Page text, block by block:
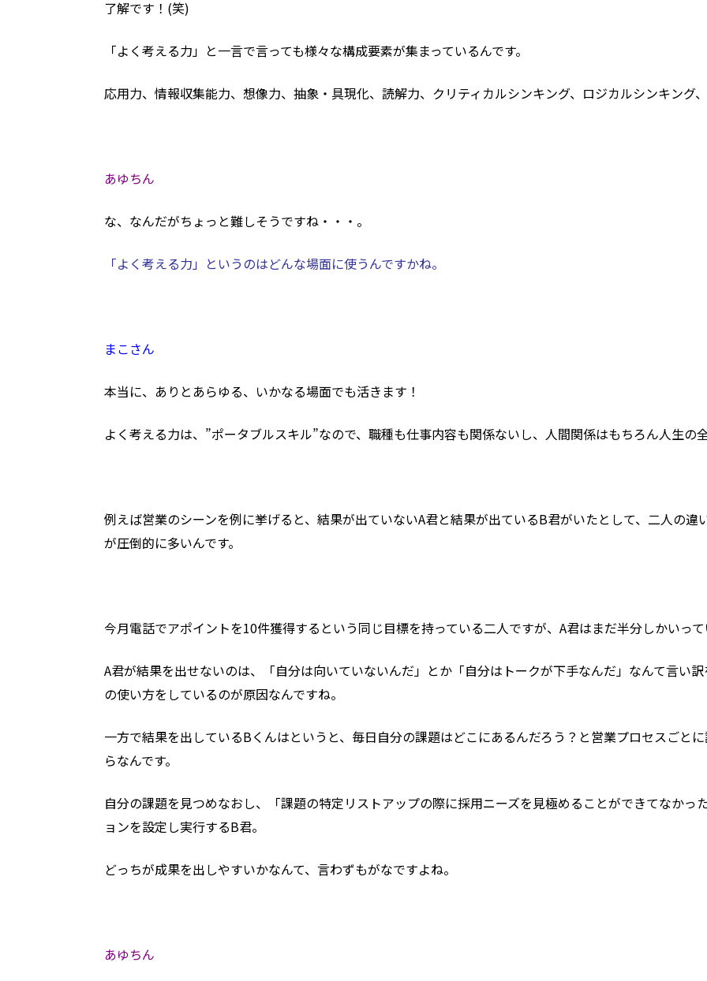
了解です！(笑)
「よく考える力」 と一言で言っても様々な構成要素が集まっているんです。
応用力、情報収集能力、想像力、抽象・具現化、読解力、クリティカルシンキング、ロジカルシンキング
あゆちん
な、なんだがちょっと難しそうですね・・・。
「よく考える力」というのはどんな場面に使うんですかね。
まこさん
本当に、 ありとあらゆる、いかなる場面でも活きます！
よく考える力は、”ポータブルスキル”なので、職種も仕事内容も関係ないし、人間関係はもちろん人生の
例えば営業のシーンを例に挙げると、結果が出ていないA君と結果が出ているB君がいたとして、二人の
が圧倒的に多いんです。
今月電話でアポイントを10件獲得するという同じ目標を持っている二人ですが、A君はまだ半分しかいって
A君が結果を出せないのは、「自分は向いていないんだ」とか「自分はトークが下手なんだ」なんて言い
の使い方をしているのが原因なんですね。
一方で結果を出しているBくんはというと、 毎日自分の課題はどこにあるんだろう？と営業プロセスごと
らなんです。
自分の課題を見つめなおし、「課題の特定リストアップの際に採用ニーズを見極めることができてなかっ
ョンを設定し実行するB君。
どっちが成果を出しやすいかなんて、言わずもがなですよね。
あゆちん